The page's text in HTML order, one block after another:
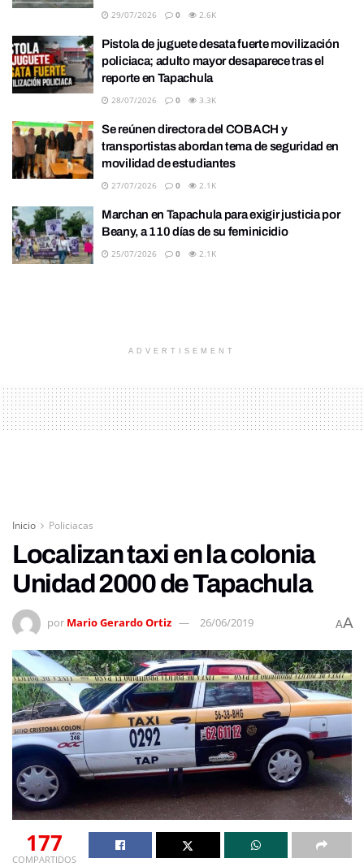
29/07/2026 0 2.6K
Pistola de juguete desata fuerte movilización
policiaca; adulto mayor desaparece tras el
reporte en Tapachula
28/07/2026 0 3.3K
Se reúnen directora del COBACH y
transportistas abordan tema de seguridad en
movilidad de estudiantes
27/07/2026 0 2.1K
Marchan en Tapachula para exigir justicia por
Beany, a 110 días de su feminicidio
25/07/2026 0 2.1K
ADVERTISEMENT
Inicio Policiacas
Localizan taxi en la colonia
Unidad 2000 de Tapachula
por Mario Gerardo Ortiz 26/06/2019 AA
177
COMPARTIDOS